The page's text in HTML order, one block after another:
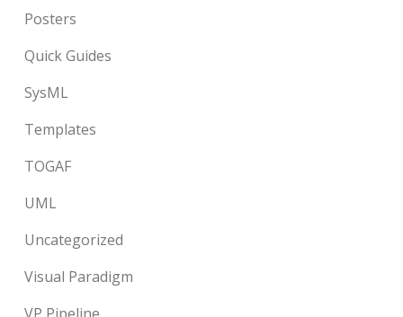
Posters
Quick Guides
SysML
Templates
TOGAF
UML
Uncategorized
Visual Paradigm